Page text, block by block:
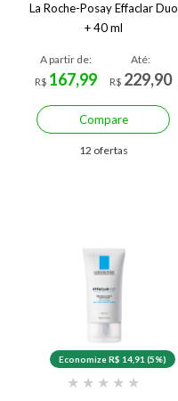
La Roche-Posay Effaclar Duo
+ 40 ml
A partir de:
R$ 167,99
Até:
R$ 229,90
Compare
12 ofertas
Economize R$ 14,91 (5%)
★ ★ ★ ★ ★